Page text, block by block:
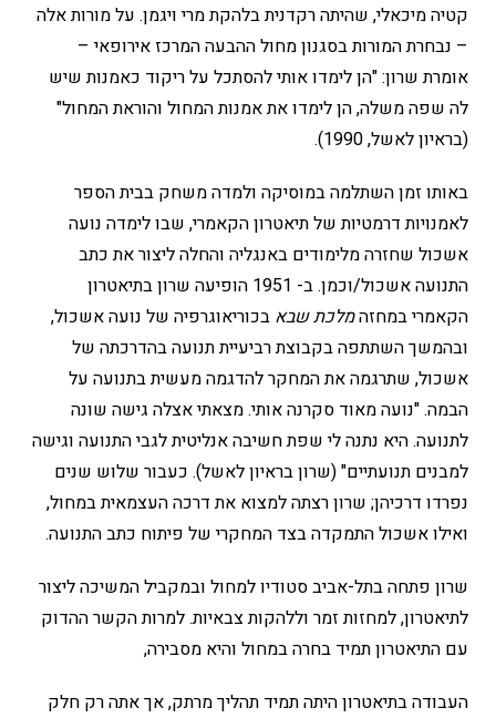
קטיה מיכאלי, שהיתה רקדנית בלהקת מרי ויגמן. על מורות אלה
– נבחרת המורות בסגנון מחול ההבעה המרכז אירופאי –
אומרת שרון: "הן לימדו אותי להסתכל על ריקוד כאמנות שיש
לה שפה משלה, הן לימדו את אמנות המחול והוראת המחול"
(בראיון לאשל, 1990).
באותו זמן השתלמה במוסיקה ולמדה משחק בבית הספר
לאמנויות דרמטיות של תיאטרון הקאמרי, שבו לימדה נועה
אשכול שחזרה מלימודים באנגליה והחלה ליצור את כתב
התנועה אשכול/וכמן. ב- 1951 הופיעה שרון בתיאטרון
הקאמרי במחזהמלכת שבא בכוריאוגרפיה של נועה אשכול,
ובהמשך השתתפה בקבוצת רביעיית תנועה בהדרכתה של
אשכול, שתרגמה את המחקר להדגמה מעשית בתנועה על
הבמה. "נועה מאוד סקרנה אותי. מצאתי אצלה גישה שונה
לתנועה. היא נתנה לי שפת חשיבה אנליטית לגבי התנועה וגישה
למבנים תנועתיים" (שרון בראיון לאשל). כעבור שלוש שנים
נפרדו דרכיהן; שרון רצתה למצוא את דרכה העצמאית במחול,
ואילו אשכול התמקדה בצד המחקרי של פיתוח כתב התנועה.
שרון פתחה בתל-אביב סטודיו למחול ובמקביל המשיכה ליצור
לתיאטרון, למחזות זמר וללהקות צבאיות. למרות הקשר ההדוק
עם התיאטרון תמיד בחרה במחול והיא מסבירה,
העבודה בתיאטרון היתה תמיד תהליך מרתק, אך אתה רק חלק